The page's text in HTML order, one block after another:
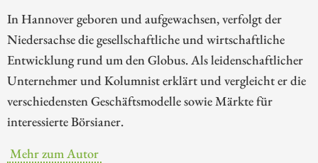
In Hannover geboren und aufgewachsen, verfolgt der
Niedersachse die gesellschaftliche und wirtschaftliche
Entwicklung rund um den Globus. Als leidenschaftlicher
Unternehmer und Kolumnist erklärt und vergleicht er die
verschiedensten Geschäftsmodelle sowie Märkte für
interessierte Börsianer.
Mehr zum Autor